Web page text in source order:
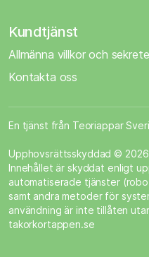
Kundtjänst
Allmänna villkor och
Kontakta oss
En tjänst från Teoriappar
Upphovsrättsskyddad ©
Innehållet är skyddat enligt
automatiserade tjänster
samt andra metoder för
användning är inte tillåten
takorkortappen.se